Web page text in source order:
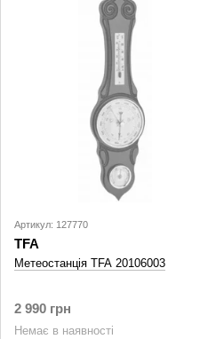
Артикул: 127770
TFA
Метеостанція TFA 20106003
2 990 грн
Немає в наявності